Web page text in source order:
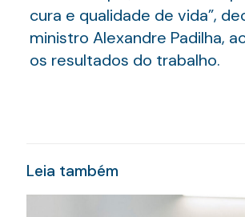
cura e qualidade de vida”,
ministro Alexandre Padilha,
os resultados do trabalho.
Leia também